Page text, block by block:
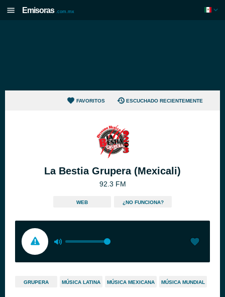
Emisoras .com.mx
FAVORITOS ESCUCHADO RECIENTEMENTE
La Bestia Grupera (Mexicali)
92.3 FM
WEB ¿NO FUNCIONA?
GRUPERA MÚSICA LATINA MÚSICA MEXICANA MÚSICA MUNDIAL